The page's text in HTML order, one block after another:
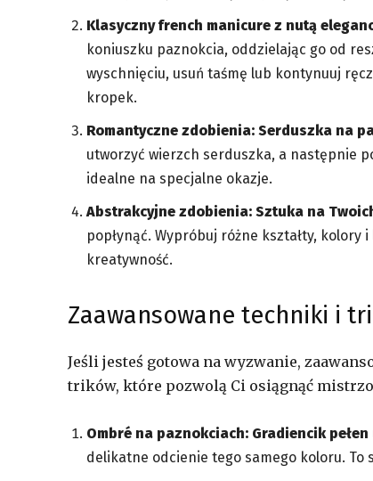
Klasyczny french manicure z nutą
koniuszku paznokcia, oddzielając go od
wyschnięciu, usuń taśmę lub kontynuuj
kropek.
Romantyczne zdobienia: Serduszka na
utworzyć wierzch serduszka, a następnie
idealne na specjalne okazje.
Abstrakcyjne zdobienia: Sztuka na
popłynąć. Wypróbuj różne kształty,
kreatywność.
Zaawansowane techniki i
Jeśli jesteś gotowa na wyzwanie,
trików, które pozwolą Ci osiągnąć
Ombré na paznokciach: Gradiencik
delikatne odcienie tego samego koloru.